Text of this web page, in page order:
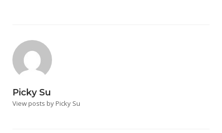
Picky Su
View posts by Picky Su